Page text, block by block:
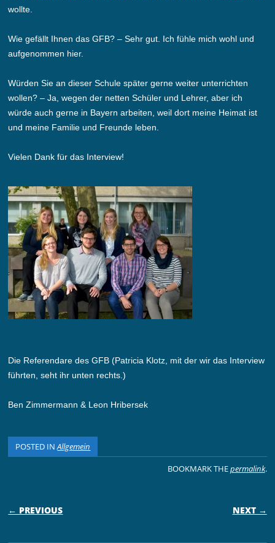
wollte.
Wie gefällt Ihnen das GFB? – Sehr gut. Ich fühle mich wohl und
aufgenommen hier.
Würden Sie an dieser Schule später gerne weiter unterrichten
wollen? – Ja, wegen der netten Schüler und Lehrer, aber ich
würde auch gerne in Bayern arbeiten, weil dort meine Heimat ist
und meine Familie und Freunde leben.
Vielen Dank für das Interview!
Die Referendare des GFB (Patricia Klotz, mit der wir das Interview
führten, seht ihr unten rechts.)
Ben Zimmermann & Leon Hribersek
POSTED INAllgemein
BOOKMARK THEpermalink.
POST NAVIGATION
← PREVIOUS NEXT →